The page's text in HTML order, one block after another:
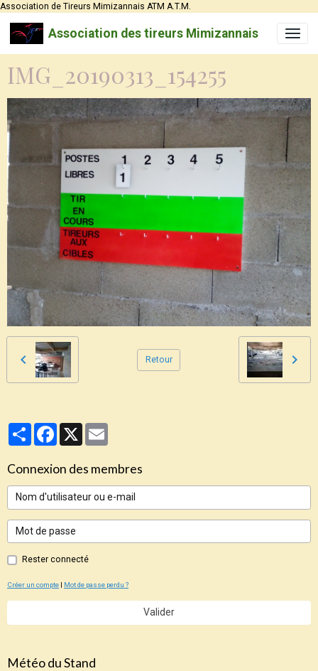
Association de Tireurs Mimizannais ATM A.T.M.
Association des tireurs Mimizannais
IMG_20190313_154255
Retour
PartagerFacebook
Connexion des membres
Rester connecté
Créer un compte | Mot de passe perdu ?
Valider
Météo du Stand